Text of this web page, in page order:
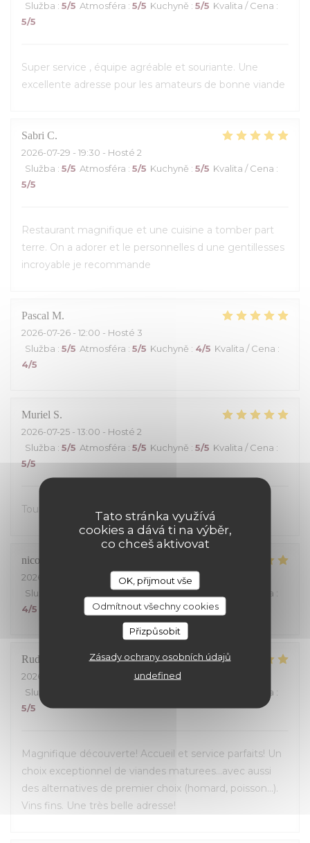
Tato stránka využívá
cookies a dává ti na výběr,
co chceš aktivovat
OK, přijmout vše
Odmítnout všechny cookies
Přizpůsobit
Zásady ochrany osobních údajů
undefined
Služba : 5/5 Atmosféra : 5/5 Kuchyně : 5/5 Kvalita / Cena :
5/5
Super service , équipe agréable et souriante. Une
excellente adresse pour les amateurs de bonne viande
Sabri C
2026-07-29 - 19:30 - Hosté 2
Služba : 5/5 Atmosféra : 5/5 Kuchyně : 5/5 Kvalita / Cena :
5/5
Restaurant magnifique et une cuisine a tomber part
terre. On a adorer et le personnelles d une gentillesses
incroyable je recommande
Pascal M
2026-07-26 - 12:00 - Hosté 3
Služba : 5/5 Atmosféra : 5/5 Kuchyně : 4/5 Kvalita / Cena :
4/5
Muriel S
2026-07-25 - 13:00 - Hosté 2
Služba : 5/5 Atmosféra : 5/5 Kuchyně : 5/5 Kvalita / Cena :
5/5
Tout était excellent, on s’est régalé.
nicolas
2026-07-24
- 19:30 - Hosté 4
Služba
Atmosféra:5/5 Kuchyně:5 Kvalita / Cena :
4/5
Rudy
2026-07-23
- 19:30 - Hosté 5
Služba
Kvalita / Cena :
5/5
Magnifique découverte! Accueil et service parfaits! Un
choix exceptionnel de viandes maturees...avec aussi
des alternatives de premier choix (homard, poisson...).
Vins fins. Une très belle adresse!